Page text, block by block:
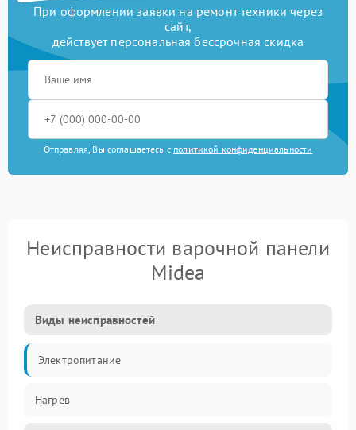
При оформлении заявки на ремонт техники через
сайт,
действует персональная бессрочная скидка
Отправляя, Вы соглашаетесь с политикой конфиденциальности
Неисправности варочной панели
Midea
Виды неисправностей
Электропитание
Нагрев